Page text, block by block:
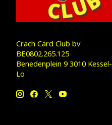
Crach Card Club bv
BE0802.265.125
Benedenplein 9 3010 Kessel-
Lo